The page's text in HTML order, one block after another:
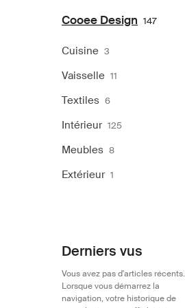
Cooee Design 147
Cuisine 3
Vaisselle 11
Textiles 6
Intérieur 125
Meubles 8
Extérieur 1
Derniers vus
Vous avez pas d'articles récents.
Lorsque vous démarrez la
navigation, votre historique de